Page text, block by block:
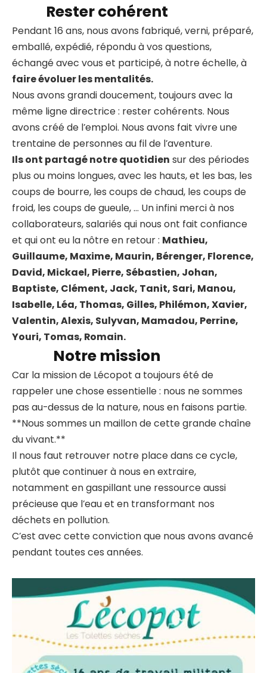
Rester cohérent
Pendant 16 ans, nous avons fabriqué, verni, préparé,
emballé, expédié, répondu à vos questions,
échangé avec vous et participé, à notre échelle, à
faire évoluer les mentalités.
Nous avons grandi doucement, toujours avec la
même ligne directrice : rester cohérents. Nous
avons créé de l’emploi. Nous avons fait vivre une
trentaine de personnes au fil de l’aventure.
Ils ont partagé notre quotidien sur des périodes
plus ou moins longues, avec les hauts, et les bas, les
coups de bourre, les coups de chaud, les coups de
froid, les coups de gueule, … Un infini merci à nos
collaborateurs, salariés qui nous ont fait confiance
et qui ont eu la nôtre en retour : Mathieu,
Guillaume, Maxime, Maurin, Bérenger, Florence,
David, Mickael, Pierre, Sébastien, Johan,
Baptiste, Clément, Jack, Tanit, Sari, Manou,
Isabelle, Léa, Thomas, Gilles, Philémon, Xavier,
Valentin, Alexis, Sulyvan, Mamadou, Perrine,
Youri, Tomas, Romain.
Notre mission
Car la mission de Lécopot a toujours été de
rappeler une chose essentielle : nous ne sommes
pas au-dessus de la nature, nous en faisons partie.
**Nous sommes un maillon de cette grande chaîne
du vivant.**
Il nous faut retrouver notre place dans ce cycle,
plutôt que continuer à nous en extraire,
notamment en gaspillant une ressource aussi
précieuse que l’eau et en transformant nos
déchets en pollution.
C’est avec cette conviction que nous avons avancé
pendant toutes ces années.